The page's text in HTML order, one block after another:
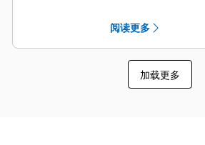
性能铲斗配有一
进销，当与 Cat
套使用时，可为
时间。
此外，Cat 抓销
阅读更多
加载更多